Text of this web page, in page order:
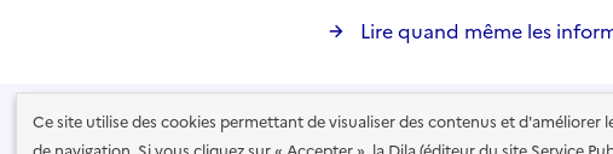
Ce site utilise des cookies permettant de visualiser des contenus et
Lire quand même les
Recevoir la lettre de Service Public